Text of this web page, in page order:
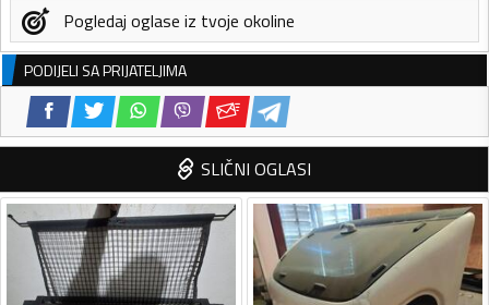
Pogledaj oglase iz tvoje okoline
PODIJELI SA PRIJATELJIMA
SLIČNI OGLASI